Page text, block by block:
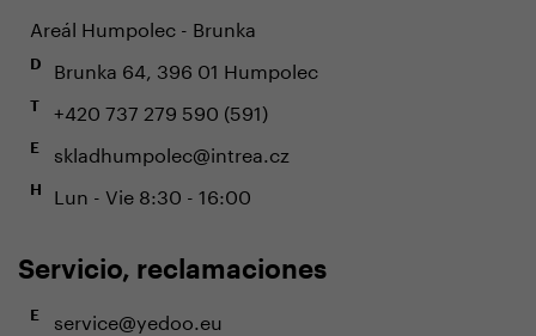
Areál Humpolec - Brunka
D Brunka 64, 396 01 Humpolec
T +420 737 279 590 (591)
E skladhumpolec@intrea.cz
H Lun - Vie 8:30 - 16:00
Servicio, reclamaciones
E service@yedoo.eu